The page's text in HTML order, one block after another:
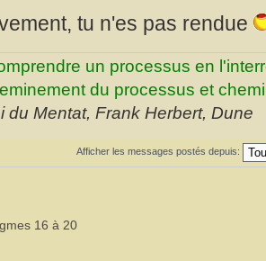
tu n'es pas rendue
un processus en
du processus et
du Mentat, Frank Herbert, Dune
Afficher les messages postés depuis:
16 à 20